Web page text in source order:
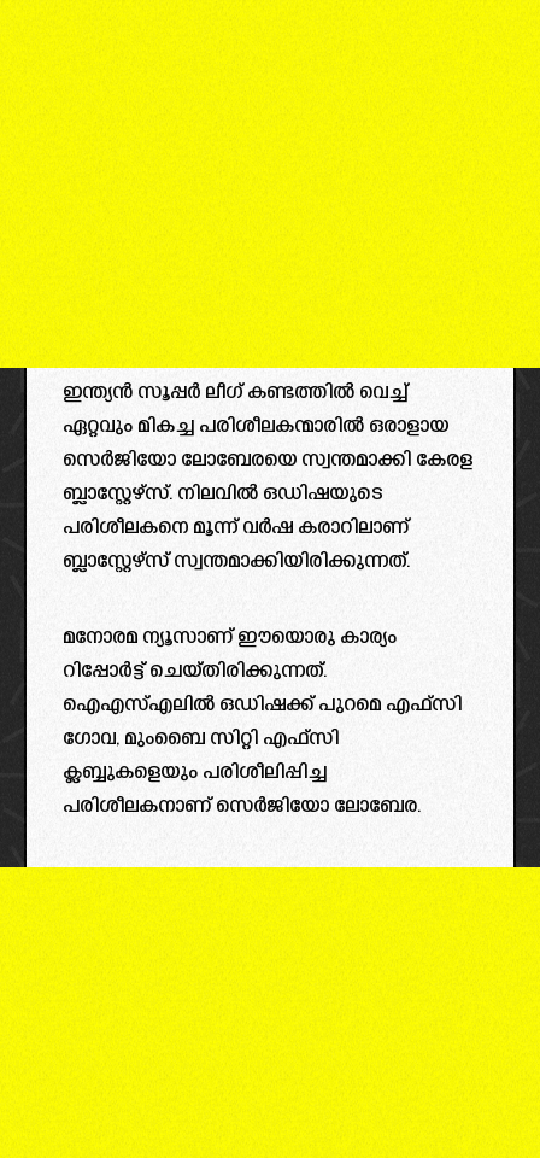
ഇന്ത്യൻ സൂപ്പർ ലീഗ് കണ്ടത്തിൽ വെച്ച്
ഏറ്റവും മികച്ച പരിശീലകന്മാരിൽ ഒരാളായ
സെർജിയോ ലോബേരയെ സ്വന്തമാക്കി കേരള
ബ്ലാസ്റ്റേഴ്‌സ്. നിലവിൽ ഒഡിഷയുടെ
പരിശീലകനെ മൂന്ന് വർഷ കരാറിലാണ്
ബ്ലാസ്റ്റേഴ്‌സ് സ്വന്തമാക്കിയിരിക്കുന്നത്.
മനോരമ ന്യൂസാണ് ഈയൊരു കാര്യം
റിപ്പോർട്ട്‌ ചെയ്തിരിക്കുന്നത്.
ഐഎസ്എലിൽ ഒഡിഷക്ക് പുറമെ എഫ്സി
ഗോവ, മുംബൈ സിറ്റി എഫ്സി
ക്ലബ്ബുകളെയും പരിശീലിപ്പിച്ച
പരിശീലകനാണ് സെർജിയോ ലോബേര.